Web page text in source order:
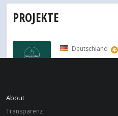
PROJEKTE
Deutschland
Recovery
About
Transparenz